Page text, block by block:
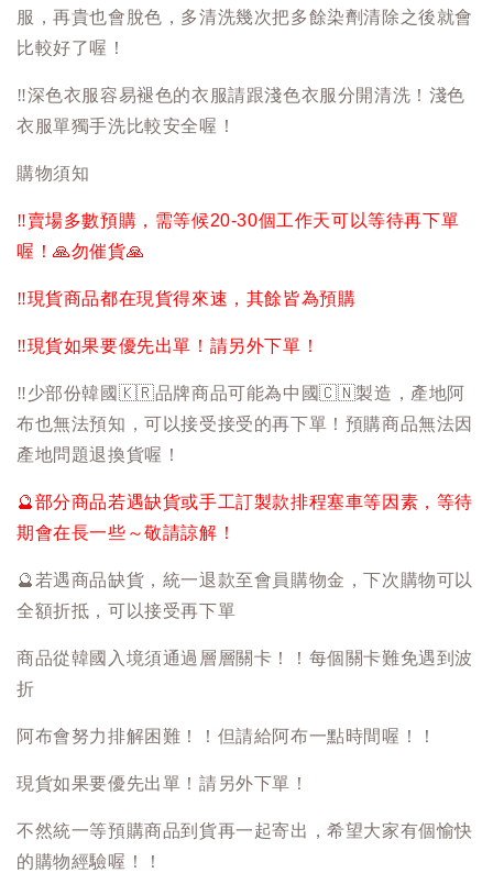
服，再貴也會脫色，多清洗幾次把多餘染劑清除之後就會
比較好了喔！
‼️深色衣服容易褪色的衣服請跟淺色衣服分開清洗！淺色
衣服單獨手洗比較安全喔！
購物須知
‼️賣場多數預購，需等候20-30個工作天可以等待再下單
喔！🙏勿催貨🙏
‼️現貨商品都在現貨得來速，其餘皆為預購
‼️現貨如果要優先出單！請另外下單！
‼️少部份韓國 🇰🇷品牌商品可能為中國🇨🇳製造，產地阿
布也無法預知，可以接受接受的再下單！預購商品無法因
產地問題退換貨喔！
🔮部分商品若遇缺貨或手工訂製款排程塞車等因素，等待
期會在長一些～敬請諒解！
🔮 若遇商品缺貨，統一退款至會員購物金，下次購物可以
全額折抵，可以接受再下單
商品從韓國入境須通過層層關卡！！每個關卡難免遇到波
折
阿布會努力排解困難！！但請給阿布一點時間喔！！
現貨如果要優先出單！請另外下單！
不然統一等預購商品到貨再一起寄出，希望大家有個愉快
的購物經驗喔！！